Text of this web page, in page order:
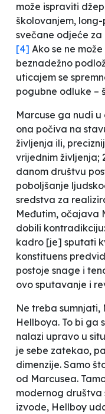
može ispraviti
školovanjem,
svečane odjeće
[4] Ako se ne
beznadežno
uticajem se
pogubne odluke –
Marcuse ga nudi
ona počiva na
življenja ili,
vrijednim življenja;
danom društvu
poboljšanje
sredstva za
Međutim, očajava
dobili kontradikciju:
kadro [je] sputati
konstituens
postoje snage i
ovo sputavanje i
Ne treba sumnjati,
Hellboya. To bi ga
nalazi upravo u
je sebe zatekao,
dimenzije. Samo
od Marcusea.
modernog društva
izvode, Hellboy